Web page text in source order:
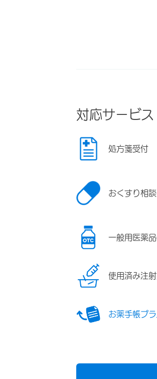
対応サービス
処方箋受付
おくすり相談
一般用医薬
使用済み注
お薬手帳プ